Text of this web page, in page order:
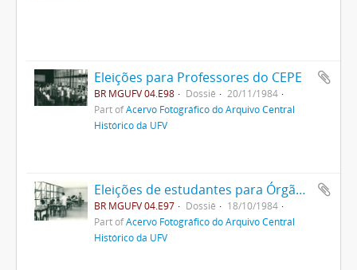
Eleições para Professores do CEPE
BR MGUFV 04.E98 Dossiê
20/11/1984
Part ofAcervo Fotográfico do Arquivo Central
Histórico da UFV
Eleições de estudantes para Órgãos Colegiados
BR MGUFV 04.E97 Dossiê
18/10/1984
Part ofAcervo Fotográfico do Arquivo Central
Histórico da UFV